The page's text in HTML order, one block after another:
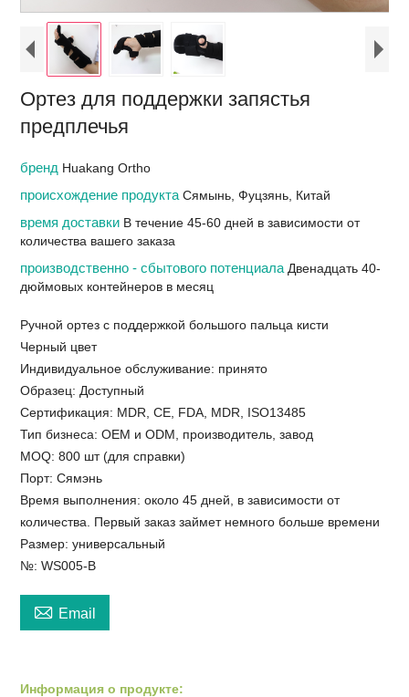
Ортез для поддержки запястья
предплечья
бренд Huakang Ortho
происхождение продуктаСямынь, Фуцзянь, Китай
время доставки В течение 45-60 дней в зависимости от
количества вашего заказа
производственно - сбытового потенциала Двенадцать 40-
дюймовых контейнеров в месяц
Ручной ортез с поддержкой большого пальца кисти
Черный цвет
Индивидуальное обслуживание: принято
Образец: Доступный
Сертификация: MDR, CE, FDA, MDR, ISO13485
Тип бизнеса: OEM и ODM, производитель, завод
MOQ: 800 шт (для справки)
Порт: Сямэнь
Время выполнения: около 45 дней, в зависимости от
количества. Первый заказ займет немного больше времени
Размер: универсальный
№: WS005-B
 Email
Информация о продукте: